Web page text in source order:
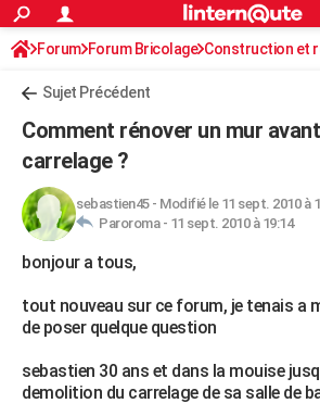
ACTUALITÉS
Politique
Société
Faits Divers
Education
Monde
Villes
+
Programme TV
Streaming
Sorties cinéma
FINANCE
Retraite
Impôts
Epargne
Immobilier
Risques naturels par ville
Banque
Assurance
Crédit
AUTO
Essais
Réserver un essai
Citadines
Berlines
SUV
Forum auto
HIGH-TECH
Forum
Aménagement intérieur
Extérieur
Cuisine
Salle de bains
Jardinage
Rangement
WEEK-END
Guides de France
Escapades
Patrimoine
Expositions
Musées
Week-end nature
+LIFESTYLE
S'inscrire
Connexion
Forum Forum Bricolage Construction et
Sujet Précédent
Comment rénover un mur
carrelage ?
sebastien45- Modifié le 11 sept. 2010 à
Paroroma - 11 sept. 2010 à 19:14
bonjour a tous,
tout nouveau sur ce forum, je tenais a
de poser quelque question
sebastien 30 ans et dans la mouise
demolition du carrelage de sa salle de